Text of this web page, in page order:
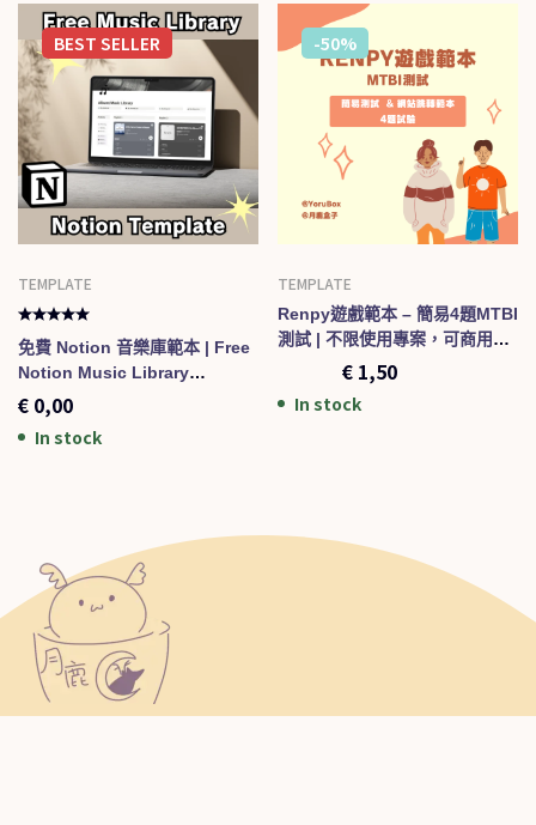
BEST SELLER
TEMPLATE
免費 Notion 音樂庫範本 | Free
Notion Music Library
Template
€ 0,00
In stock
-50%
TEMPLATE
Renpy遊戲範本 – 簡易4題MTBI
測試 | 不限使用專案，可商用模
€ 1,50
In stock